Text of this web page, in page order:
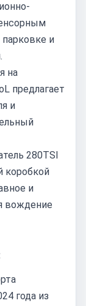
и
на
предлагает
и
280TSI
коробкой
и
вождение
года из